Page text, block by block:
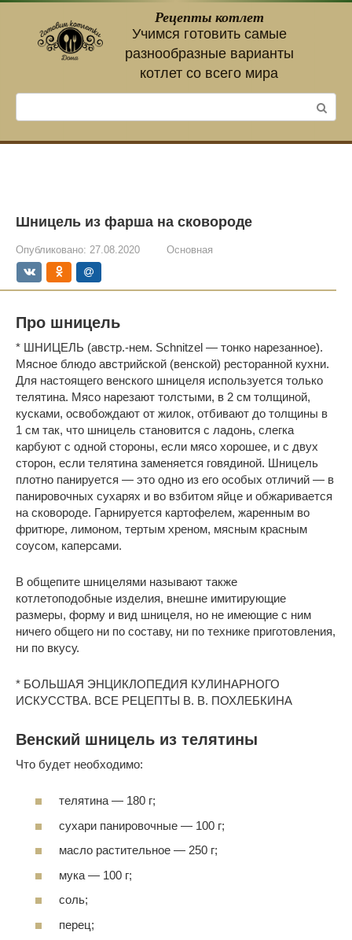
контенту
Рецепты котлет
Учимся готовить самые
разнообразные варианты
котлет со всего мира
Шницель из фарша на сковороде
Опубликовано: 27.08.2020 Основная
Про шницель
* ШНИЦЕЛЬ (австр.-нем. Schnitzel — тонко нарезанное).
Мясное блюдо австрийской (венской) ресторанной кухни.
Для настоящего венского шницеля используется только
телятина. Мясо нарезают толстыми, в 2 см толщиной,
кусками, освобождают от жилок, отбивают до толщины в
1 см так, что шницель становится с ладонь, слегка
карбуют с одной стороны, если мясо хорошее, и с двух
сторон, если телятина заменяется говядиной. Шницель
плотно панируется — это одно из его особых отличий — в
панировочных сухарях и во взбитом яйце и обжаривается
на сковороде. Гарнируется картофелем, жаренным во
фритюре, лимоном, тертым хреном, мясным красным
соусом, каперсами.
В общепите шницелями называют также
котлетоподобные изделия, внешне имитирующие
размеры, форму и вид шницеля, но не имеющие с ним
ничего общего ни по составу, ни по технике приготовления,
ни по вкусу.
* БОЛЬШАЯ ЭНЦИКЛОПЕДИЯ КУЛИНАРНОГО
ИСКУССТВА. ВСЕ РЕЦЕПТЫ В. В. ПОХЛЕБКИНА
Венский шницель из телятины
Что будет необходимо:
телятина — 180 г;
сухари панировочные — 100 г;
масло растительное — 250 г;
мука — 100 г;
соль;
перец;